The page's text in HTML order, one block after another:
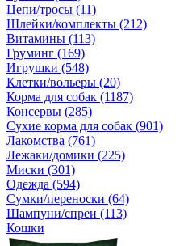
Цепи/тросы (11)
Шлейки/комплекты (212)
Витамины (113)
Груминг (169)
Игрушки (548)
Клетки/вольеры (20)
Корма для собак (1187)
Консервы (285)
Сухие корма для собак (901)
Лакомства (761)
Лежаки/домики (225)
Миски (301)
Одежда (594)
Сумки/переноски (64)
Шампуни/спреи (113)
Кошки